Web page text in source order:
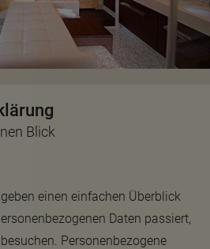
Blick
einen einfachen Überblick
Daten passiert,
Personenbezogene